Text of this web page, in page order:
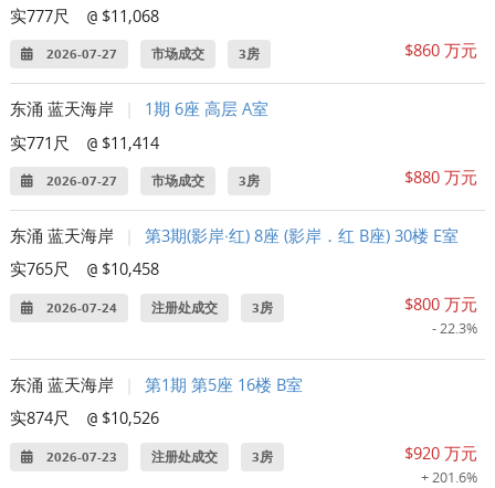
实777尺
@ $11,068
2026-07-27 市场成交 3房 $860 万元
东涌 蓝天海岸
1期 6座 高层 A室
实771尺
@ $11,414
2026-07-27 市场成交 3房 $880 万元
东涌 蓝天海岸
第3期(影岸‧红) 8座 (影岸．红 B座) 30楼 E室
实765尺
@ $10,458
2026-07-24 注册处成交 3房 $800 万元
- 22.3%
东涌 蓝天海岸
第1期 第5座 16楼 B室
实874尺
@ $10,526
2026-07-23 注册处成交 3房 $920 万元
+ 201.6%